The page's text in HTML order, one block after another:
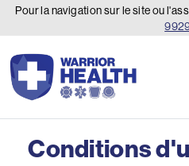
Pour la navigation sur le site ou
Conditions